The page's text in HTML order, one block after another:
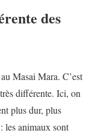
des
Masai Mara. C’est
différente. Ici, on
plus dur, plus
les animaux sont